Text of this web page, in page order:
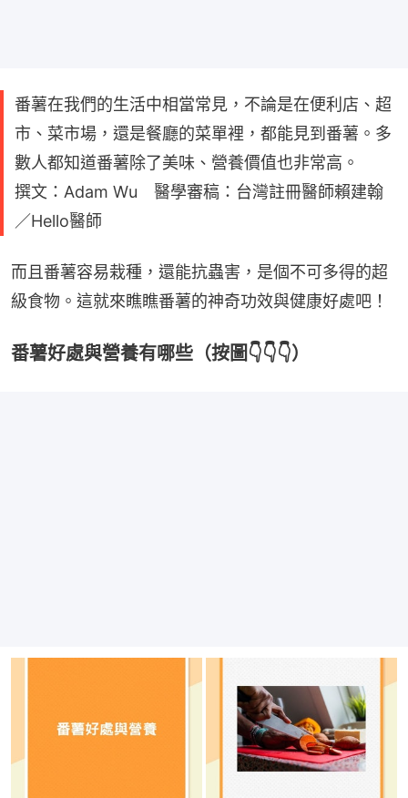
番薯在我們的生活中相當常見，不論是在便利店、超
市、菜市場，還是餐廳的菜單裡，都能見到番薯。多
數人都知道番薯除了美味、營養價值也非常高。
撰文：Adam Wu 醫學審稿：台灣註冊醫師賴建翰
／Hello醫師
而且番薯容易栽種，還能抗蟲害，是個不可多得的超
級食物。這就來瞧瞧番薯的神奇功效與健康好處吧！
番薯好處與營養有哪些（按圖👇👇👇）